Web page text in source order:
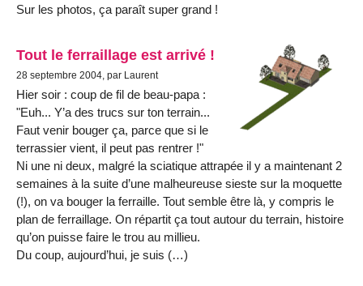
Sur les photos, ça paraît super grand !
Tout le ferraillage est arrivé !
28 septembre 2004, par Laurent
Hier soir : coup de fil de beau-papa :
"Euh... Y’a des trucs sur ton terrain...
Faut venir bouger ça, parce que si le
terrassier vient, il peut pas rentrer !"
Ni une ni deux, malgré la sciatique attrapée il y a maintenant 2
semaines à la suite d’une malheureuse sieste sur la moquette
(!), on va bouger la ferraille. Tout semble être là, y compris le
plan de ferraillage. On répartit ça tout autour du terrain, histoire
qu’on puisse faire le trou au millieu.
Du coup, aujourd’hui, je suis (…)